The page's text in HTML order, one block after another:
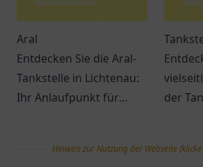
Aral
Entdecken Sie die Aral-
Tankstelle in Lichtenau:
Ihr Anlaufpunkt für
Verschnaufpausen auf
der
Hinweis zur Nutzung der Webseite